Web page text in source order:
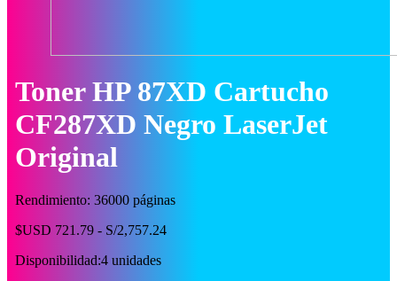
Toner HP 87XD Cartucho
CF287XD Negro LaserJet
Original
Rendimiento: 36000 páginas
$USD 721.79 - S/2,757.24
Disponibilidad:4 unidades